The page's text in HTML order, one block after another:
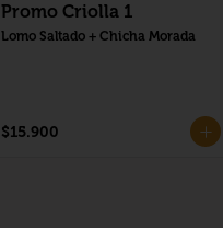
Promo Criolla 1
Lomo Saltado + Chicha Morada
$15.900